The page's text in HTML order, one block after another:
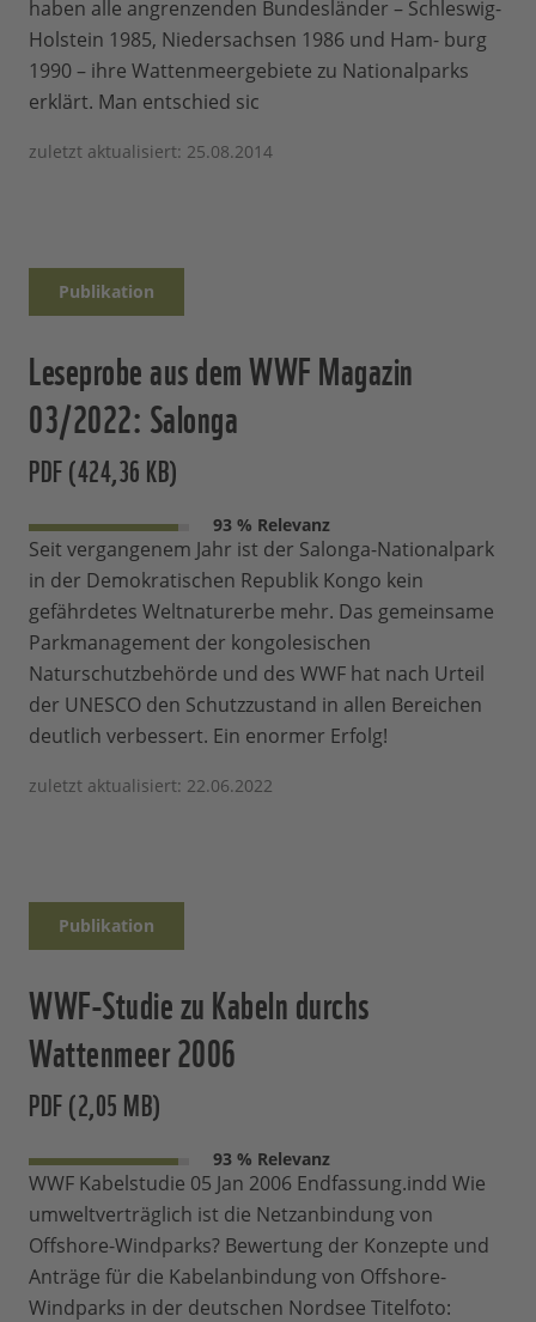
haben alle angrenzenden Bundesländer – Schleswig-
Holstein 1985, Niedersachsen 1986 und Ham- burg
1990 – ihre Wattenmeergebiete zu Nationalparks
erklärt. Man entschied sic
zuletzt aktualisiert: 25.08.2014
Publikation
Leseprobe aus dem WWF Magazin
03/2022: Salonga
PDF (424,36 KB)
93 % Relevanz
Seit vergangenem Jahr ist der Salonga-Nationalpark
in der Demokratischen Republik Kongo kein
gefährdetes Weltnaturerbe mehr. Das gemeinsame
Parkmanagement der kongolesischen
Naturschutzbehörde und des WWF hat nach Urteil
der UNESCO den Schutzzustand in allen Bereichen
deutlich verbessert. Ein enormer Erfolg!
zuletzt aktualisiert: 22.06.2022
Publikation
WWF-Studie zu Kabeln durchs
Wattenmeer 2006
PDF (2,05 MB)
93 % Relevanz
WWF Kabelstudie 05 Jan 2006 Endfassung.indd Wie
umweltverträglich ist die Netzanbindung von
Offshore-Windparks? Bewertung der Konzepte und
Anträge für die Kabelanbindung von Offshore-
Windparks in der deutschen Nordsee Titelfoto: